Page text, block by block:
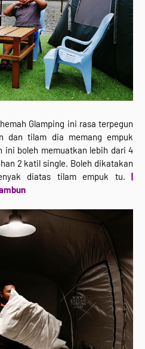
Glamping ini rasa terpegun
dan tilam dia memang empuk
ini boleh memuatkan lebih dari 4
2 katil single. Boleh dikatakan
diatas tilam empuk tu. |